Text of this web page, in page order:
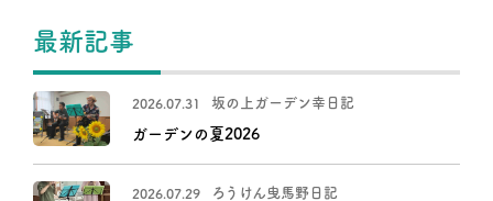
最新記事
2026.07.31 坂の上ガーデン幸日記
ガーデンの夏2026
2026.07.29 ろうけん曳馬野日記